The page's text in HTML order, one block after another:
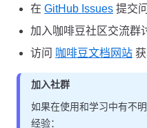
在 GitHub Issues 提交
加入咖啡豆社区交流群
访问 咖啡豆文档网站
加入社群
如果在使用和学习中有不
经验：